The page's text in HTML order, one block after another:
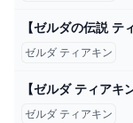
ゼルダ ティアキン
ゼルダ ティアキン